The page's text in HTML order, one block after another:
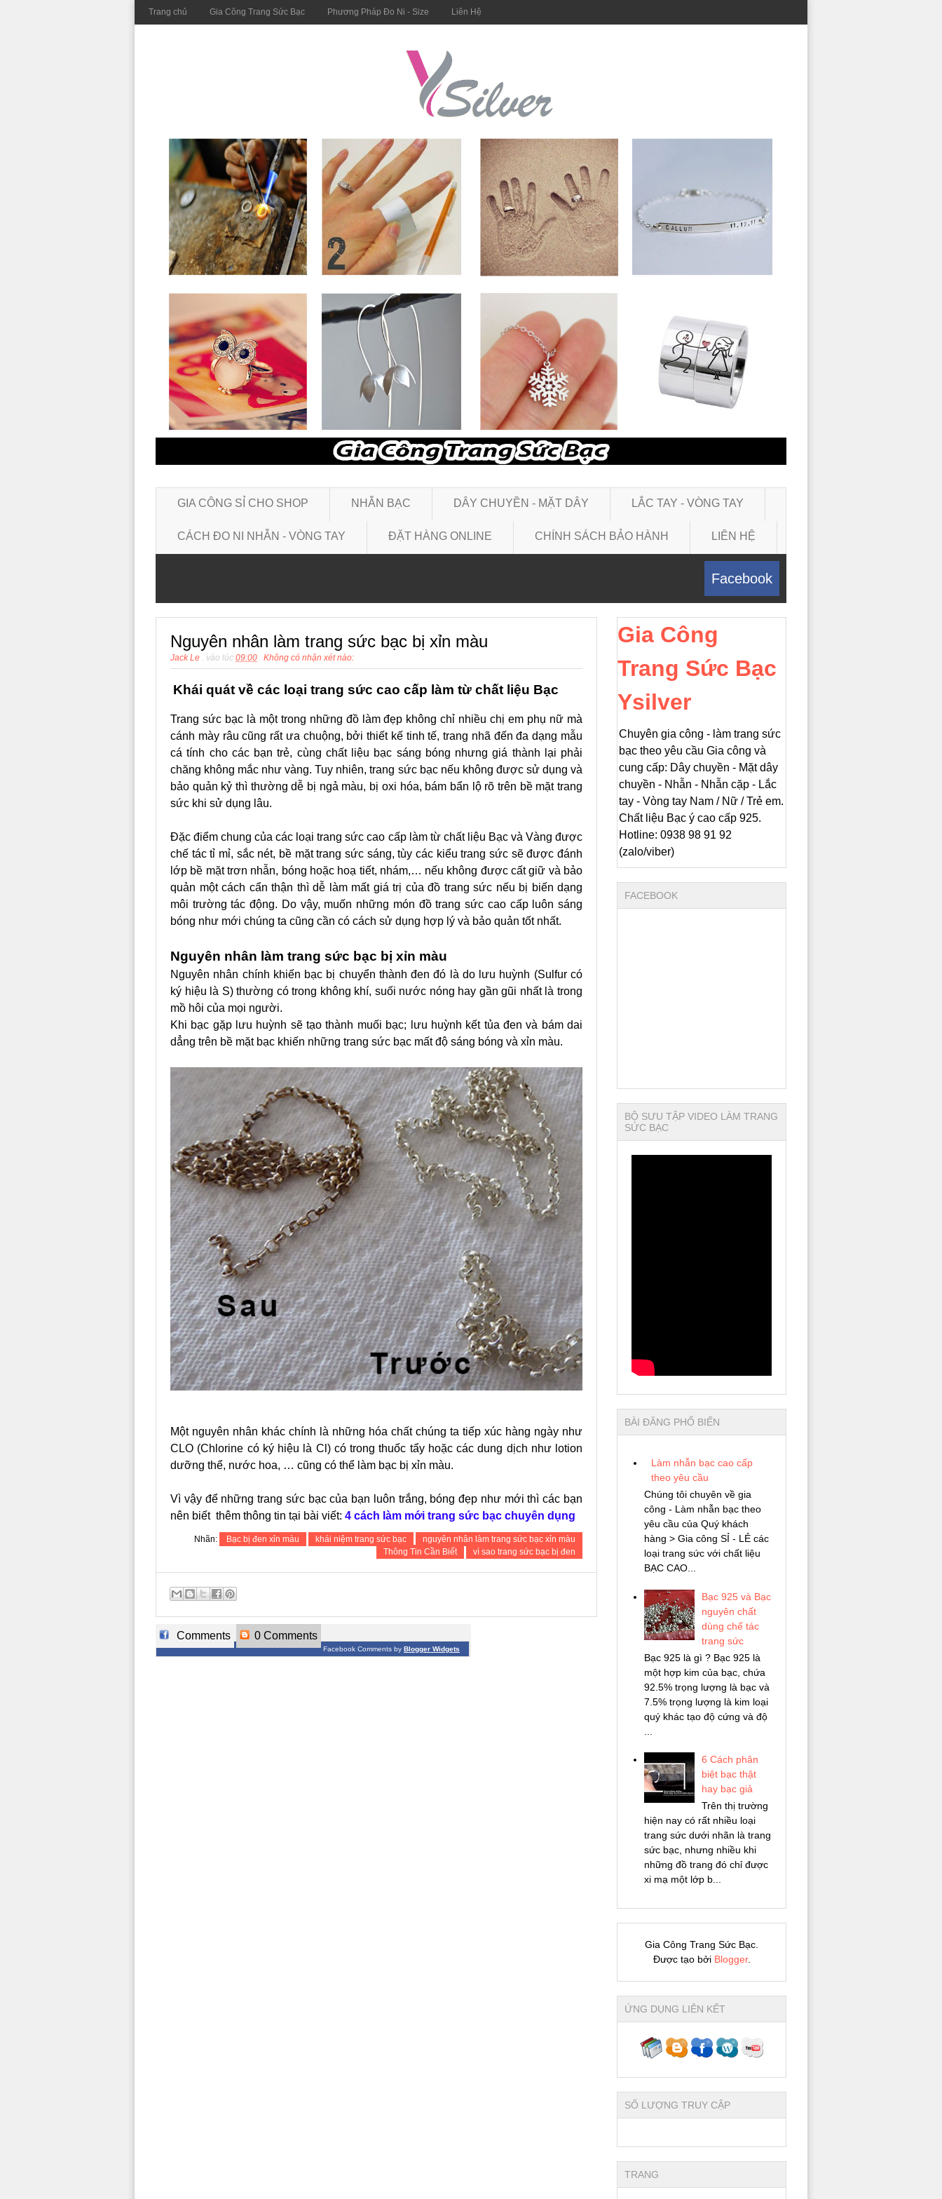
Trang chủ Gia Công Trang Sức Bạc Phương Pháp Đo Ni - Size Liên Hệ
GIA CÔNG SỈ CHO SHOP NHẪN BẠC DÂY CHUYỀN - MẶT DÂY LẮC TAY - VÒNG TAY
CÁCH ĐO NI NHẪN - VÒNG TAY ĐẶT HÀNG ONLINE CHÍNH SÁCH BẢO HÀNH LIÊN HỆ
Facebook
Nguyên nhân làm trang sức bạc bị xỉn màu
Jack Le vào lúc 09:00 Không có nhận xét nào:
Khái quát về các loại trang sức cao cấp làm từ chất liệu Bạc
Trang sức bạc là một trong những đồ làm đẹp không chỉ nhiều chị em phụ nữ mà
cánh mày râu cũng rất ưa chuộng, bởi thiết kế tinh tế, trang nhã đến đa dạng mẫu
cá tính cho các bạn trẻ, cùng chất liệu bạc sáng bóng nhưng giá thành lại phải
chăng không mắc như vàng. Tuy nhiên, trang sức bạc nếu không được sử dụng và
bảo quản kỷ thì thường dễ bị ngả màu, bị oxi hóa, bám bẩn lộ rõ trên bề mặt trang
sức khi sử dụng lâu.
Đặc điểm chung của các loại trang sức cao cấp làm từ chất liệu Bạc và Vàng được
chế tác tỉ mỉ, sắc nét, bề mặt trang sức sáng, tùy các kiểu trang sức sẽ được đánh
lớp bề mặt trơn nhẫn, bóng hoặc hoạ tiết, nhám,… nếu không được cất giữ và bảo
quản một cách cẩn thận thì dễ làm mất giá trị của đồ trang sức nếu bị biến dạng
môi trường tác động. Do vậy, muốn những món đồ trang sức cao cấp luôn sáng
bóng như mới chúng ta cũng cần có cách sử dụng hợp lý và bảo quản tốt nhất.
Nguyên nhân làm trang sức bạc bị xỉn màu
Nguyên nhân chính khiến bạc bị chuyển thành đen đó là do lưu huỳnh (Sulfur có
ký hiệu là S) thường có trong không khí, suối nước nóng hay gần gũi nhất là trong
mồ hôi của mọi người.
Khi bạc gặp lưu huỳnh sẽ tạo thành muối bạc; lưu huỳnh kết tủa đen và bám dai
dẳng trên bề mặt bạc khiến những trang sức bạc mất độ sáng bóng và xỉn màu.
Một nguyên nhân khác chính là những hóa chất chúng ta tiếp xúc hàng ngày như
CLO (Chlorine có ký hiệu là Cl) có trong thuốc tẩy hoặc các dung dịch như lotion
dưỡng thể, nước hoa, … cũng có thể làm bạc bị xỉn màu.
Vì vậy để những trang sức bạc của bạn luôn trắng, bóng đẹp như mới thì các bạn
nên biết thêm thông tin tại bài viết: 4 cách làm mới trang sức bạc chuyên dụng
Nhãn: Bạc bị đen xỉn màu khái niệm trang sức bạc
nguyên nhân làm trang sức bạc xỉn màu
Thông Tin Cần Biết
vì sao trang sức bạc bị đen
Comments 0 Comments
Facebook Comments by Blogger Widgets
Gia Công
Trang Sức Bạc
Ysilver
Chuyên gia công - làm trang sức
bạc theo yêu cầu Gia công và
cung cấp: Dây chuyền - Mặt dây
chuyền - Nhẫn - Nhẫn cặp - Lắc
tay - Vòng tay Nam / Nữ / Trẻ em.
Chất liệu Bạc ý cao cấp 925.
Hotline: 0938 98 91 92
(zalo/viber)
FACEBOOK
BỘ SƯU TẬP VIDEO LÀM TRANG
SỨC BẠC
BÀI ĐĂNG PHỔ BIẾN
Làm nhẫn bạc cao cấp
theo yêu cầu
Chúng tôi chuyên về gia
công - Làm nhẫn bạc theo
yêu cầu của Quý khách
hàng > Gia công SỈ - LẺ các
loại trang sức với chất liệu
BẠC CAO...
Bạc 925 và Bạc
nguyên chất
dùng chế tác
trang sức
Bạc 925 là gì ? Bạc 925 là
một hợp kim của bạc, chứa
92.5% trọng lượng là bạc và
7.5% trọng lượng là kim loại
quý khác tạo độ cứng và độ
6 Cách phân
biệt bạc thật
hay bạc giả
Trên thị trường
hiện nay có rất nhiều loại
trang sức dưới nhãn là trang
sức bạc, nhưng nhiều khi
những đồ trang đó chỉ được
xi mạ một lớp b...
Gia Công Trang Sức Bạc.
Được tạo bởi Blogger.
ỨNG DỤNG LIÊN KẾT
SỐ LƯỢNG TRUY CẬP
TRANG